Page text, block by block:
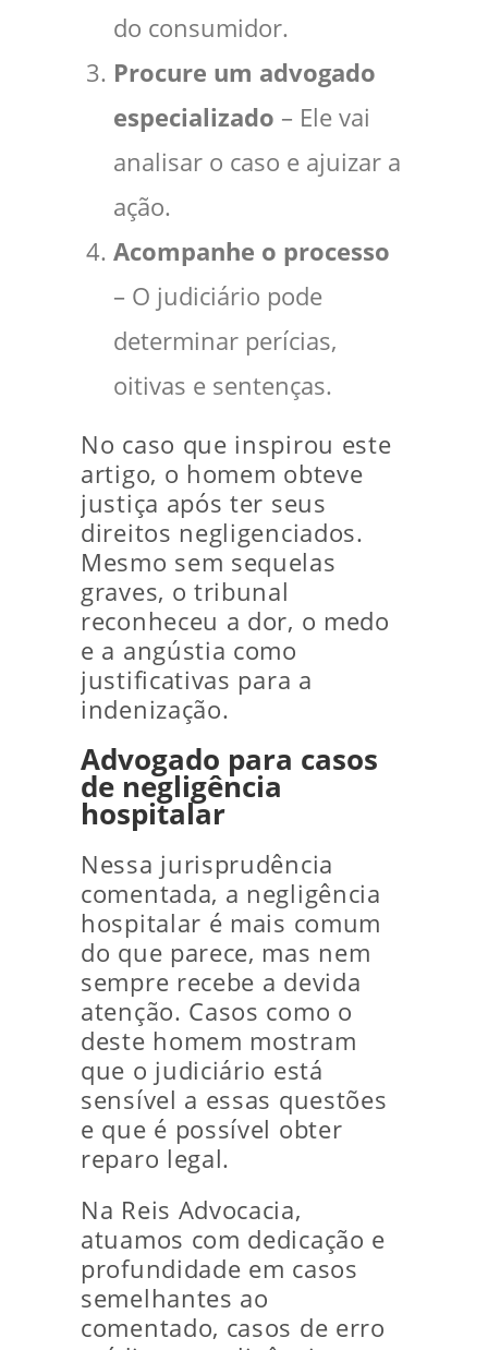
do consumidor.
Procure um advogado
especializado – Ele vai
analisar o caso e ajuizar a
ação.
Acompanhe o processo
– O judiciário pode
determinar perícias,
oitivas e sentenças.
No caso que inspirou este
artigo, o homem obteve
justiça após ter seus
direitos negligenciados.
Mesmo sem sequelas
graves, o tribunal
reconheceu a dor, o medo
e a angústia como
justificativas para a
indenização.
Advogado para casos
de negligência
hospitalar
Nessa jurisprudência
comentada, a negligência
hospitalar é mais comum
do que parece, mas nem
sempre recebe a devida
atenção. Casos como o
deste homem mostram
que o judiciário está
sensível a essas questões
e que é possível obter
reparo legal.
Na Reis Advocacia,
atuamos com dedicação e
profundidade em casos
semelhantes ao
comentado, casos de erro